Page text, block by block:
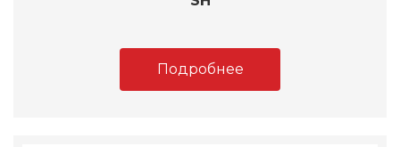
Подробнее